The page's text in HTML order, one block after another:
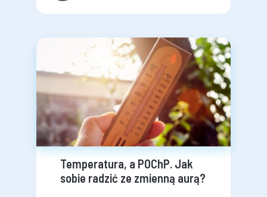
Temperatura, a POChP. Jak
sobie radzić ze zmienną aurą?